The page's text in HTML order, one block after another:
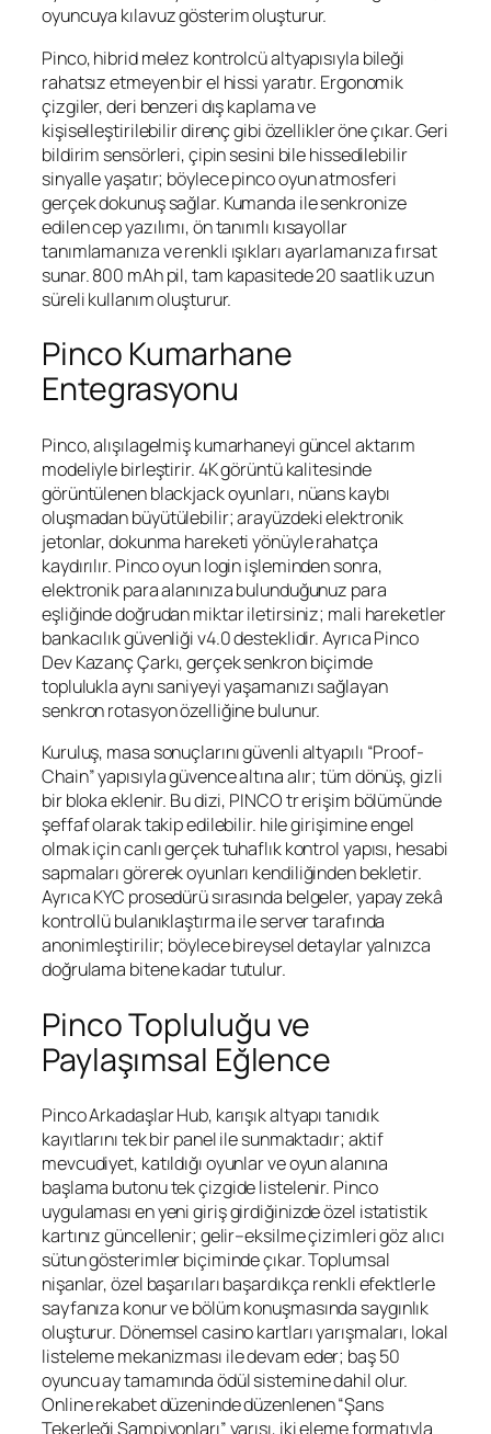
oyuncuya kılavuz gösterim oluşturur.
Pinco, hibrid melez kontrolcü altyapısıyla bileği
rahatsız etmeyen bir el hissi yaratır. Ergonomik
çizgiler, deri benzeri dış kaplama ve
kişiselleştirilebilir direnç gibi özellikler öne çıkar. Geri
bildirim sensörleri, çipin sesini bile hissedilebilir
sinyalle yaşatır; böylecepincooyun atmosferi
gerçek dokunuş sağlar. Kumanda ile senkronize
edilen cep yazılımı, ön tanımlı kısayollar
tanımlamanıza ve renkli ışıkları ayarlamanıza fırsat
sunar. 800 mAh pil, tam kapasitede 20 saatlik uzun
süreli kullanım oluşturur.
Pinco Kumarhane
Entegrasyonu
Pinco, alışılagelmiş kumarhaneyi güncel aktarım
modeliyle birleştirir. 4K görüntü kalitesinde
görüntülenen blackjack oyunları, nüans kaybı
oluşmadan büyütülebilir; arayüzdeki elektronik
jetonlar, dokunma hareketi yönüyle rahatça
kaydırılır. Pinco oyun loginişleminden sonra,
elektronik para alanınıza bulunduğunuz para
eşliğinde doğrudan miktar iletirsiniz; mali hareketler
bankacılık güvenliği v4.0 desteklidir. Ayrıca Pinco
Dev Kazanç Çarkı, gerçek senkron biçimde
toplulukla aynı saniyeyi yaşamanızı sağlayan
senkron rotasyon özelliğine bulunur.
Kuruluş, masa sonuçlarını güvenli altyapılı “Proof-
Chain” yapısıyla güvence altına alır; tüm dönüş, gizli
bir bloka eklenir. Bu dizi, PINCO tr erişim bölümünde
şeffaf olarak takip edilebilir. hile girişimine engel
olmak için canlı gerçek tuhaflık kontrol yapısı, hesabi
sapmaları görerek oyunları kendiliğinden bekletir.
Ayrıca KYC prosedürü sırasında belgeler, yapay zekâ
kontrollü bulanıklaştırma ile server tarafında
anonimleştirilir; böylece bireysel detaylar yalnızca
doğrulama bitene kadar tutulur.
Pinco Topluluğu ve
Paylaşımsal Eğlence
Pinco Arkadaşlar Hub, karışık altyapı tanıdık
kayıtlarını tek bir panel ile sunmaktadır; aktif
mevcudiyet, katıldığı oyunlar ve oyun alanına
başlama butonu tek çizgide listelenir. Pinco
uygulaması en yeni girişgirdiğinizde özel istatistik
kartınız güncellenir; gelir–eksilme çizimleri göz alıcı
sütun gösterimler biçiminde çıkar. Toplumsal
nişanlar, özel başarıları başardıkça renkli efektlerle
sayfanıza konur ve bölüm konuşmasında saygınlık
oluşturur. Dönemsel casino kartları yarışmaları, lokal
listeleme mekanizması ile devam eder; baş 50
oyuncu ay tamamında ödül sistemine dahil olur.
Online rekabet düzeninde düzenlenen “Şans
Tekerleği Şampiyonları” yarışı, iki eleme formatıyla